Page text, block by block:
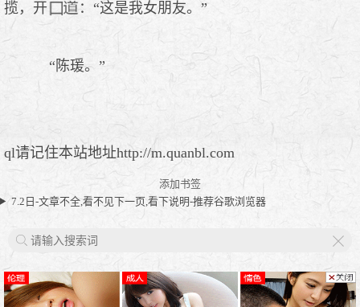
揽，开
：“这是我女朋友。”
“陈瑗。”
ql请记住本站地址http://m.quanbl.com
添加书签
7.2日-文章不全,看不见下一页,看下说明-推荐谷歌浏览器